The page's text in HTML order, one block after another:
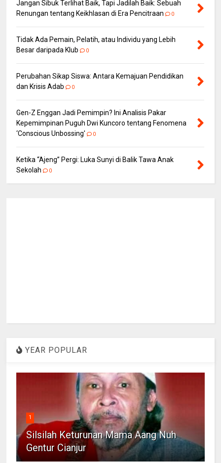
Jangan Sibuk Terlihat Baik, Tapi Jadilah Baik: Sebuah
Renungan tentang Keikhlasan di Era Pencitraan
0
Tidak Ada Pemain, Pelatih, atau Individu yang Lebih
Besar daripada Klub
0
Perubahan Sikap Siswa: Antara Kemajuan Pendidikan
dan Krisis Adab
0
Gen-Z Enggan Jadi Pemimpin? Ini Analisis Pakar
Kepemimpinan Puguh Dwi Kuncoro tentang Fenomena
‘Conscious Unbossing'
0
Ketika “Ajeng” Pergi: Luka Sunyi di Balik Tawa Anak
Sekolah
0
YEAR POPULAR
1
Silsilah Keturunan Mama Aang Nuh
Gentur Cianjur